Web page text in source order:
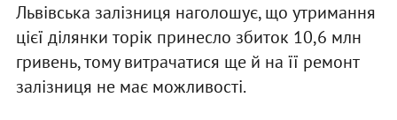
Львівська залізниця наголошує, що утримання
цієї ділянки торік принесло збиток 10,6 млн
гривень, тому витрачатися ще й на її ремонт
залізниця не має можливості.